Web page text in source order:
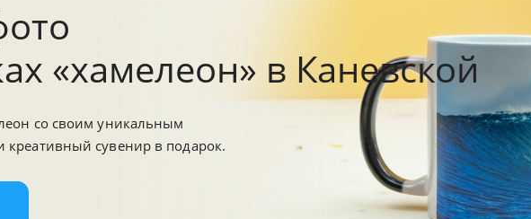
«хамелеон» в Каневской
со своим уникальным
сувенир в подарок.